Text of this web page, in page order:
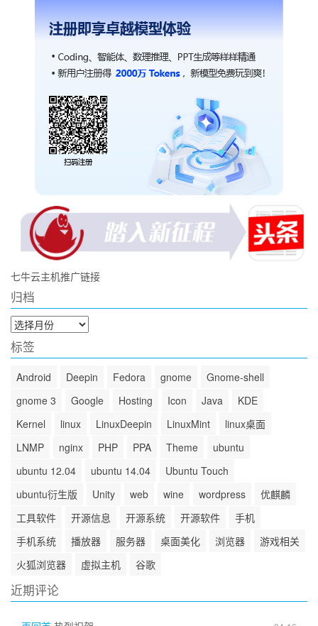
七牛云主机推广链接
归档
归
档
标签
Android Deepin Fedora gnome
Gnome-shell
gnome 3
Google Hosting Icon Java
KDE
Kernel
linux LinuxDeepin LinuxMint
linux桌面
LNMP
nginx PHP PPA Theme
ubuntu
ubuntu 12.04
ubuntu 14.04
Ubuntu Touch
ubuntu衍生版
Unity web wine wordpress
优麒麟
工具软件
开源信息 开源系统 开源软件
手机
手机系统
播放器 服务器 桌面美化 浏览器
游戏相关
火狐浏览器
虚拟主机 谷歌
近期评论